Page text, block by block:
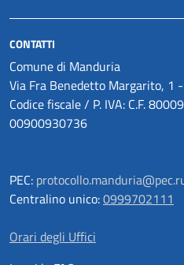
CONTATTI
Comune di Manduria
Via Fra Benedetto Margarito, 1
Codice fiscale / P. IVA: C.F.
00900930736
PEC:
Centralino unico:0999702111
Orari degli Uffici